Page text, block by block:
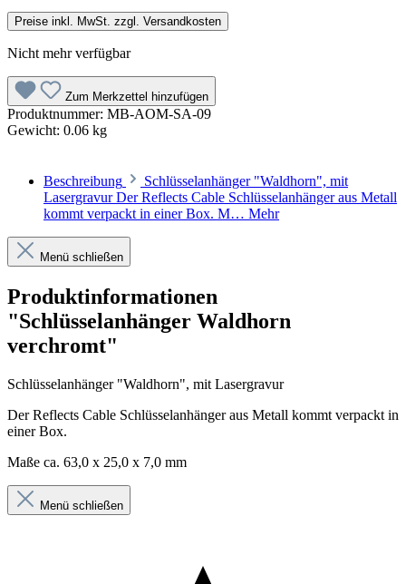
Preise inkl. MwSt. zzgl. Versandkosten
Nicht mehr verfügbar
Zum Merkzettel hinzufügen
Produktnummer: MB-AOM-SA-09
Gewicht: 0.06 kg
Beschreibung
Schlüsselanhänger "Waldhorn", mit
Lasergravur Der Reflects Cable Schlüsselanhänger aus Metall
kommt verpackt in einer Box. M… Mehr
Menü schließen
Produktinformationen
"Schlüsselanhänger Waldhorn
verchromt"
Schlüsselanhänger "Waldhorn", mit Lasergravur
Der Reflects Cable Schlüsselanhänger aus Metall kommt verpackt in
einer Box.
Maße ca. 63,0 x 25,0 x 7,0 mm
Menü schließen